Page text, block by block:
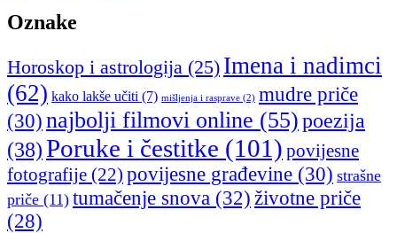
Oznake
Horoskop i astrologija (25) Imena i nadimci
(62) kako lakše učiti (7) mišljenja i rasprave (2) mudre priče
(30) najbolji filmovi online (55)poezija
(38)Poruke i čestitke (101) povijesne
fotografije (22) povijesne građevine (30) strašne
priče (11) tumačenje snova (32) životne priče
(28)